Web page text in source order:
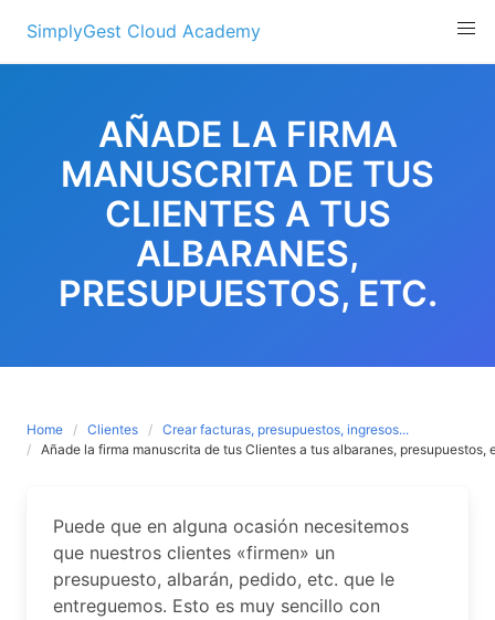
content
SimplyGest Cloud Academy
AÑADE LA FIRMA
MANUSCRITA DE TUS
CLIENTES A TUS
ALBARANES,
PRESUPUESTOS, ETC.
Home Clientes
Crear facturas, presupuestos, ingresos...
Añade la firma manuscrita de tus Clientes a tus albaranes, presupuestos,
Puede que en alguna ocasión necesitemos
que nuestros clientes «firmen» un
presupuesto, albarán, pedido, etc. que le
entreguemos. Esto es muy sencillo con